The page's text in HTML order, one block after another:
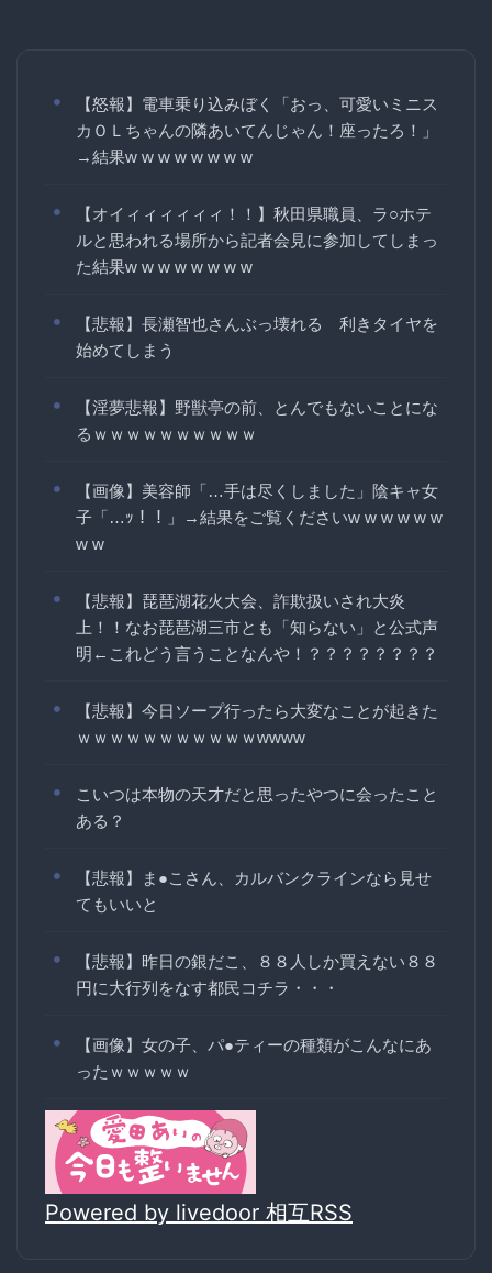
【怒報】電車乗り込みぼく「おっ、可愛いミニス
カＯＬちゃんの隣あいてんじゃん！座ったろ！」
→結果w w w w w w w w
【オイィィィィィィ！！】秋田県職員、ラ○ホテ
ルと思われる場所から記者会見に参加してしまっ
た結果w w w w w w w w
【悲報】長瀬智也さんぶっ壊れる 利きタイヤを
始めてしまう
【淫夢悲報】野獣亭の前、とんでもないことにな
るｗｗｗｗｗｗｗｗｗｗ
【画像】美容師「…手は尽くしました」陰キャ女
子「…ｯ！！」→結果をご覧くださいw w w w w w
w w
【悲報】琵琶湖花火大会、詐欺扱いされ大炎
上！！なお琵琶湖三市とも「知らない」と公式声
明←これどう言うことなんや！？？？？？？？？
【悲報】今日ソープ行ったら大変なことが起きた
ｗｗｗｗｗｗｗｗｗｗｗwwww
こいつは本物の天才だと思ったやつに会ったこと
ある？
【悲報】ま●こさん、カルバンクラインなら見せ
てもいいと
【悲報】昨日の銀だこ、８８人しか買えない８８
円に大行列をなす都民コチラ・・・
【画像】女の子、パ●ティーの種類がこんなにあ
ったｗｗｗｗｗ
Powered by livedoor 相互RSS